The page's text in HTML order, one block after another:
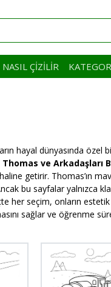
NASIL ÇIZILIR
hayal dünyasında
Thomas ve Arkadaşları
getirir. Thomas’ın
bu sayfalar yalnızca
seçim, onların
sağlar ve öğrenme